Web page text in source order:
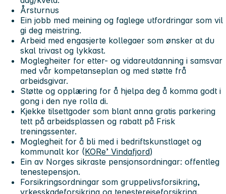
Årsturnus
Ein jobb med meining og faglege utfordringar som vil
gi deg meistring.
Arbeid med engasjerte kollegaer som ønsker at du
skal trivast og lykkast.
Moglegheiter for etter- og vidareutdanning i samsvar
med vår kompetanseplan og med støtte frå
arbeidsgivar.
Støtte og opplæring for å hjelpa deg å komma godt i
gong i den nye rolla di.
Kjekke tilsettgoder som blant anna gratis parkering
tett på arbeidsplassen og rabatt på Frisk
treningssenter.
Moglegheit for å bli med i bedriftskunstlaget og
kommunalt kor (KORe’ Vindafjord)
Ein av Norges sikraste pensjonsordningar: offentleg
tenestepensjon.
Forsikringsordningar som gruppelivsforsikring,
yrkesskadeforsikring og tenestereiseforsikring.